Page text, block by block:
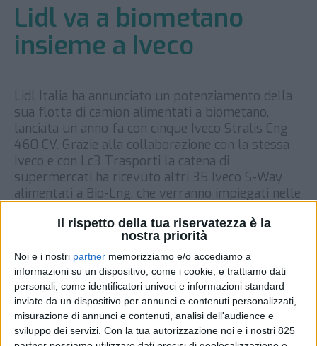
Il rispetto della tua riservatezza è la
nostra priorità
Noi e i nostri partner memorizziamo e/o accediamo a
informazioni su un dispositivo, come i cookie, e trattiamo dati
personali, come identificatori univoci e informazioni standard
inviate da un dispositivo per annunci e contenuti personalizzati,
misurazione di annunci e contenuti, analisi dell'audience e
sviluppo dei servizi. Con la tua autorizzazione noi e i nostri 825
Lidl va a biometano
insieme a Iveco
Lidl Italia ha annunciato un potenziamento della
sua flotta di camion alimentati a biometano,
lanciata un anno fa con cinque Iveco Stralis Cng
460 CV. Grazie alla collaborazione con la stessa
Iveco e con Lc3 Trasporti la catena di
supermercati ha ricevuto altri 35 Iveco S-Way
alimentati a Bio-Lng, che verranno impiegati nelle
DI
STAMPA